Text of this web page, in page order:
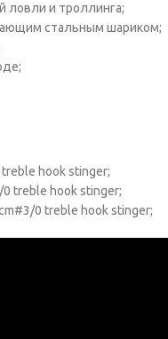
ловли и троллинга;
стальным шариком;
hook stinger;
treble hook stinger;
0 treble hook stinger;